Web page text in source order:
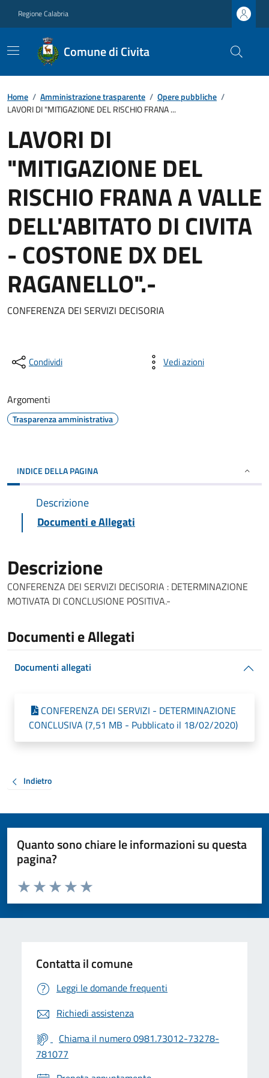
Regione Calabria
Comune di Civita
Home / Amministrazione trasparente / Opere pubbliche /
LAVORI DI "MITIGAZIONE DEL RISCHIO FRANA ...
LAVORI DI
"MITIGAZIONE DEL
RISCHIO FRANA A VALLE
DELL'ABITATO DI CIVITA
- COSTONE DX DEL
RAGANELLO".-
CONFERENZA DEI SERVIZI DECISORIA
Condividi Vedi azioni
Argomenti
Trasparenza amministrativa
INDICE DELLA PAGINA
Descrizione
Documenti e Allegati
Descrizione
CONFERENZA DEI SERVIZI DECISORIA : DETERMINAZIONE
MOTIVATA DI CONCLUSIONE POSITIVA.-
Documenti e Allegati
Documenti allegati
CONFERENZA DEI SERVIZI - DETERMINAZIONE
CONCLUSIVA (7,51 MB - Pubblicato il 18/02/2020)
Indietro
Quanto sono chiare le informazioni su questa
pagina?
Valuta da 1 a 5 stelle la pagina
Valuta 5 stelle su 5
Valuta 4 stelle su 5
Valuta 3 stelle su 5
Valuta 2 stelle su 5
Valuta 1 stelle su 5
Contatta il comune
Leggi le domande frequenti
Richiedi assistenza
Chiama il numero 0981.73012-73278-
781077